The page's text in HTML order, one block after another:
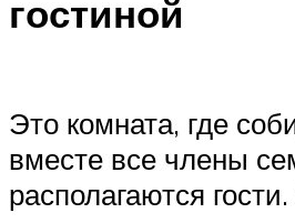
гостиной
Это комната, где
вместе все члены
располагаются